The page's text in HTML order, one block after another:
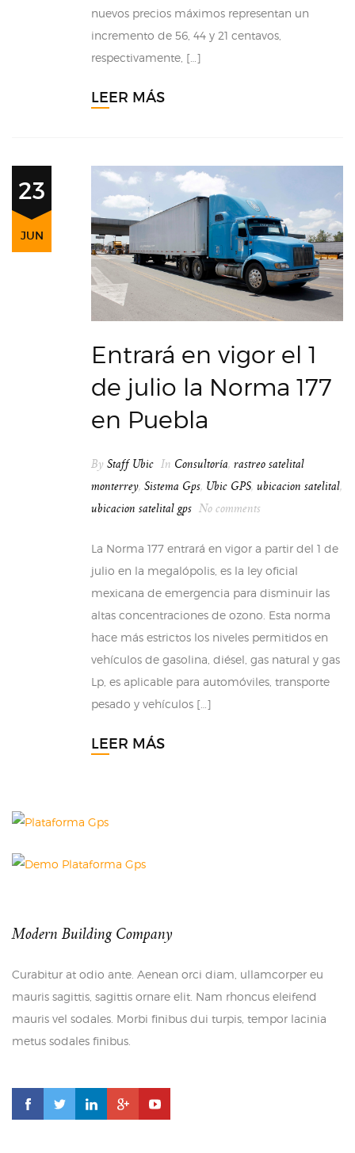
nuevos precios máximos representan un
incremento de 56, 44 y 21 centavos,
respectivamente, […]
LEER MÁS
23
JUN
Entrará en vigor el 1
de julio la Norma 177
en Puebla
By Staff Ubic In Consultoría, rastreo satelital
monterrey, Sistema Gps, Ubic GPS, ubicacion satelital,
ubicacion satelital gps No comments
La Norma 177 entrará en vigor a partir del 1 de
julio en la megalópolis, es la ley oficial
mexicana de emergencia para disminuir las
altas concentraciones de ozono. Esta norma
hace más estrictos los niveles permitidos en
vehículos de gasolina, diésel, gas natural y gas
Lp, es aplicable para automóviles, transporte
pesado y vehículos […]
LEER MÁS
Modern Building Company
Curabitur at odio ante. Aenean orci diam, ullamcorper eu
mauris sagittis, sagittis ornare elit. Nam rhoncus eleifend
mauris vel sodales. Morbi finibus dui turpis, tempor lacinia
metus sodales finibus.